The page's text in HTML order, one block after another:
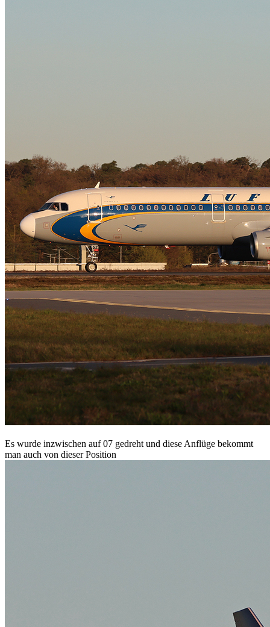
Es wurde inzwischen auf 07 gedreht und diese Anflüge bekommt
man auch von dieser Position